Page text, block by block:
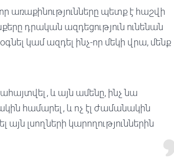
առաքինությունները պետք է հաշվի
դրական ազդեցություն ունենան
կամ ազդել ինչ-որ մեկի վրա, մենք
և այն ամենը, ինչ նա
համարել, և ոչ էլ ժամանակին
լսողների կարողություններին